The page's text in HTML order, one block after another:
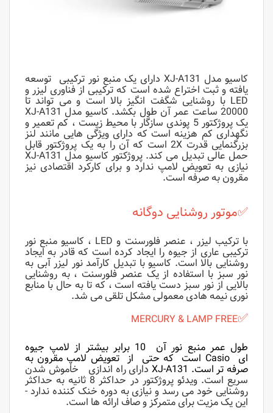
کاسیو مدل XJ-A131 دارای یک منبع نور ترکیبی توسعه
یافته و ثبت اختراع شده است که ترکیبی از فناوری لیزر و
LED با روشنایی شگفت انگیز بالا است و می تواند تا
20000 ساعت عمر آن طول بکشد. کاسیو مدل XJ-A131
یک پروژکتور 5 پوندی سازگار با محیط زیست ، کم تعمیر و
نگهداری کم هزینه است که دارای ویژگی هایی مانند لنز
بزرگنمایی قدرت 2X است که آن را به یک پروژکتور قابل
حمل عالی تبدیل می کند. پروژکتور کاسیو مدل XJ-A131
نیازی به تعویض لامپ ندارد و برای کارکرد اقتصادی نیز
مقرون به صرفه است.
✅موتور روشنایی دوگانه
با ترکیب لیزر ، عنصر فلورسنت و LED ، کاسیو منبع نور
ترکیبی عاری از جیوه را ایجاد کرده است که قادر به ایجاد
روشنایی بالا است. کاسیو با تبدیل کارآمد نور لیزر آبی به
نور سبز با استفاده از یک عنصر فلورسنت ، به روشنایی
بالایی از نور سبز دست یافته است ، که تا به حال با منابع
نوری نیمه هادی معمولی مشکل تلقی می شد.
✅
MERCURY & LAMP FREE
طول عمر منبع نور آن 10 برابر بیشتر از لامپ جیوه
ای Casio است که حتی از تعویض لامپ مقرون به
صرفه تر است. XJ-A131 دارای راه اندازی خاموش شدن
سریع است. ویدئو پروژکتور در حداکثر 8 ثانیه به حداکثر
روشنایی خود می رسد و نیازی به دوره خنک کننده ندارد -
این یک مزیت برای متمرکز و صاف ارائه ها است.